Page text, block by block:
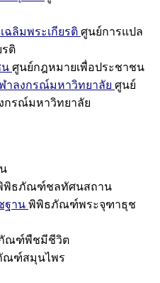
ฉลิมพระเกียรติ ศูนย์การแปล
รติ
น ศูนย์กฎหมายเพื่อประชาชน
าลงกรณ์มหาวิทยาลัย ศูนย์
กรณ์มหาวิทยาลัย
พิธภัณฑ์ชลทัศนสถาน
ฐาน พิพิธภัณฑ์พระจุฑาธุช
ณฑ์พืชมีชีวิต
ณฑ์สมุนไพร